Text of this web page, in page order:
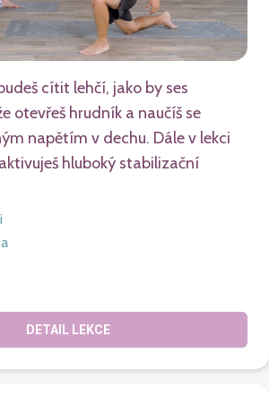
cítit lehčí, jako by ses
otevřeš hrudník a naučíš se
napětím v dechu. Dále v lekci
hluboký stabilizační
DETAIL LEKCE